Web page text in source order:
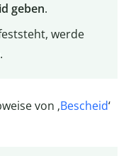
geben.
werde
.
von ‚Bescheid‘